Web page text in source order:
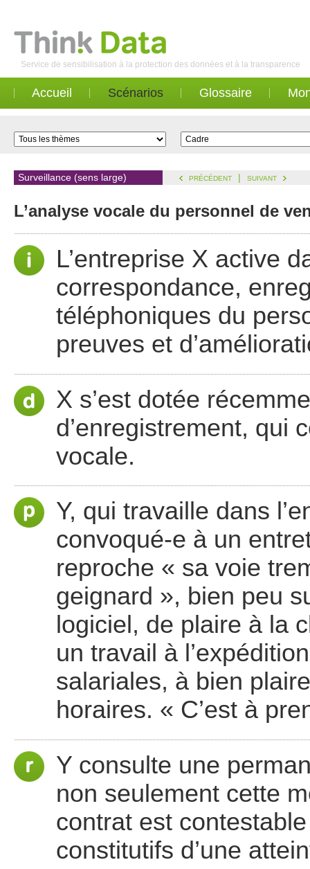
Service de sensibilisation à la protection des données et à la transparence
Accueil Scénarios Glossaire
Surveillance (sens large) PRÉCÉDENT | SUIVANT
L’analyse vocale du personnel de
L’entreprise X active
correspondance,
téléphoniques du
preuves et
X s’est dotée
d’enregistrement, qui
vocale.
Y, qui travaille dans
convoqué-e à un
reproche « sa voie
geignard », bien peu
logiciel, de plaire à la
un travail à
salariales, à bien
horaires. « C’est à
Y consulte une
non seulement cette
contrat est
constitutifs d’une